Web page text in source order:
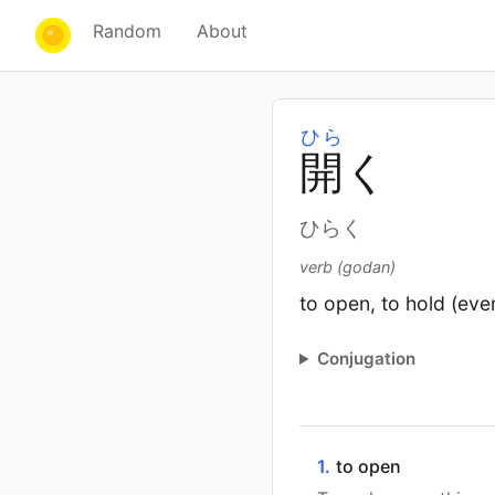
Random About
開
ひら
く
ひらく
verb (godan)
to open, to hold
Conjugation
1. to open